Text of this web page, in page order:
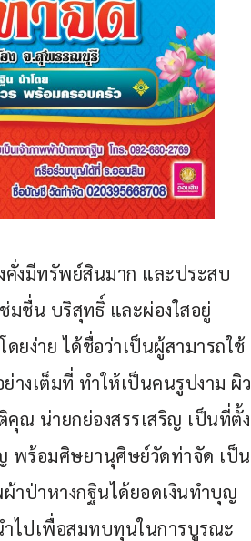
คั่งมีทรัพย์สินมาก และประสบ
มชื่น บริสุทธิ์ และผ่องใสอยู่
ยง่าย ได้ชื่อว่าเป็นผู้สามารถใช้
งเต็มที่ ทำให้เป็นคนรูปงาม ผิว
คุณ น่ายกย่องสรรเสริญ เป็นที่ตั้ง
พร้อมศิษยานุศิษย์วัดท่าจัด เป็น
าป่าหางกฐินได้ยอดเงินทำบุญ
ำไปเพื่อสมทบทุนในการบูรณะ